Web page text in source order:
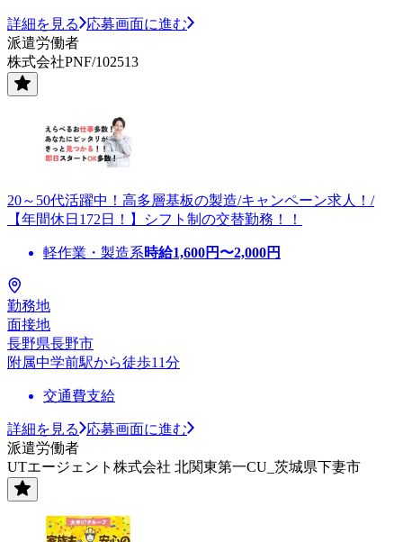
詳細を見る
応募画面に進む
派遣労働者
株式会社PNF/102513
20～50代活躍中！高多層基板の製造/キャンペーン求人！/
【年間休日172日！】シフト制の交替勤務！！
軽作業・製造系時給1,600円〜2,000円
勤務地
面接地
長野県長野市
附属中学前駅から徒歩11分
交通費支給
詳細を見る
応募画面に進む
派遣労働者
UTエージェント株式会社 北関東第一CU_茨城県下妻市